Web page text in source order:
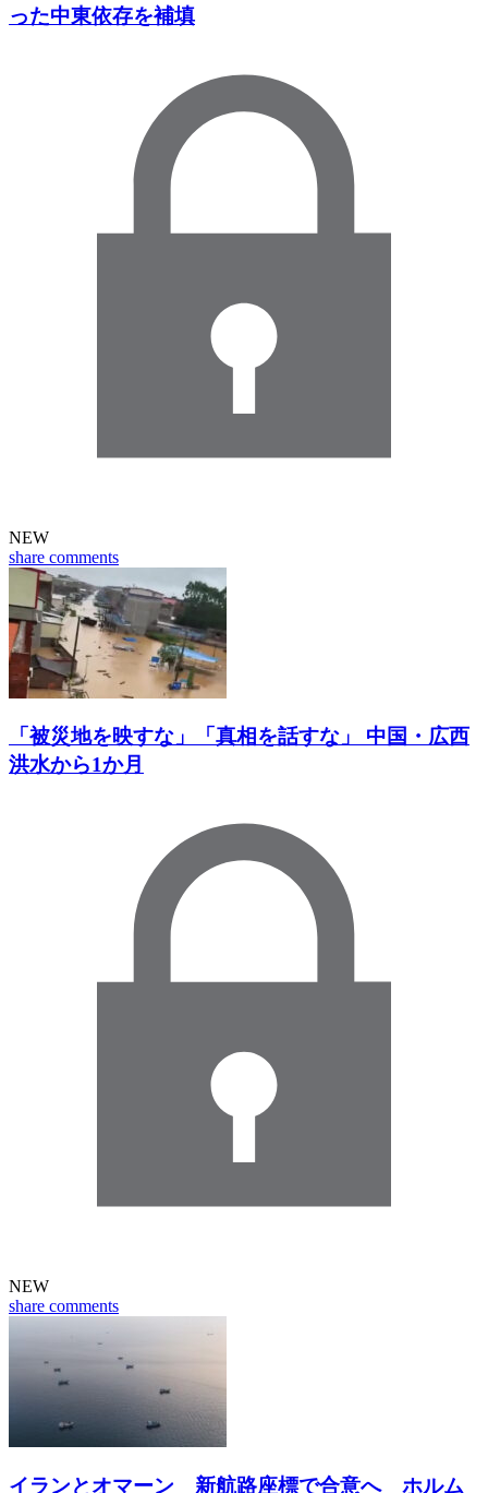
った中東依存を補填
NEW
share comments
「被災地を映すな」「真相を話すな」 中国・広西
洪水から1か月
NEW
share comments
イランとオマーン 新航路座標で合意へ ホルム